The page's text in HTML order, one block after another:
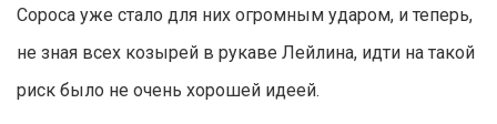
Сороса уже стало для них огромным ударом, и теперь,
не зная всех козырей в рукаве Лейлина, идти на такой
риск было не очень хорошей идеей.